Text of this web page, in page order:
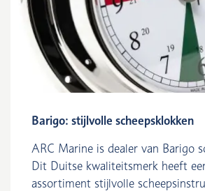
Barigo: stijlvolle scheepsklokken
ARC Marine is dealer van Barigo
Dit Duitse kwaliteitsmerk heeft
assortiment stijlvolle